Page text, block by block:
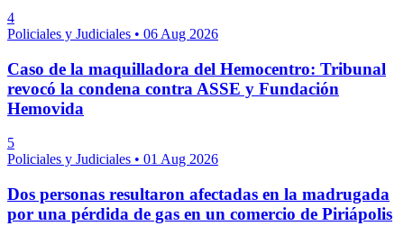
4
Policiales y Judiciales • 06 Aug 2026
Caso de la maquilladora del Hemocentro: Tribunal
revocó la condena contra ASSE y Fundación
Hemovida
5
Policiales y Judiciales • 01 Aug 2026
Dos personas resultaron afectadas en la madrugada
por una pérdida de gas en un comercio de Piriápolis